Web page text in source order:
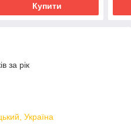
Купити
за рік
Україна